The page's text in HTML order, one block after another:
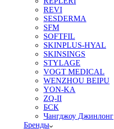
REVI
SESDERMA
SFM
SOFTFIL
SKINPLUS-HYAL
SKINSINGS
STYLAGE
VOGT MEDICAL
WENZHOU BEIPU
YON-KA
ZQ-II
БСК
Чангджоу Джинлонг
Бренды